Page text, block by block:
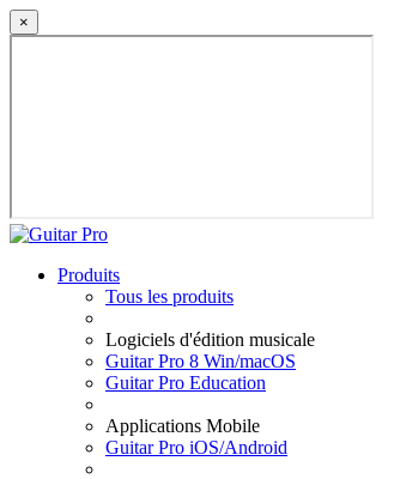
×
Produits
Tous les produits
Logiciels d'édition musicale
Guitar Pro 8 Win/macOS
Guitar Pro Education
Applications Mobile
Guitar Pro iOS/Android